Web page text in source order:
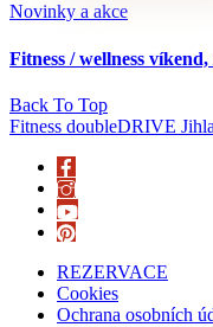
Novinky a akce
Fitness / wellness
Back To Top
Fitness doubleDRIVE
REZERVACE
Cookies
Ochrana osobních